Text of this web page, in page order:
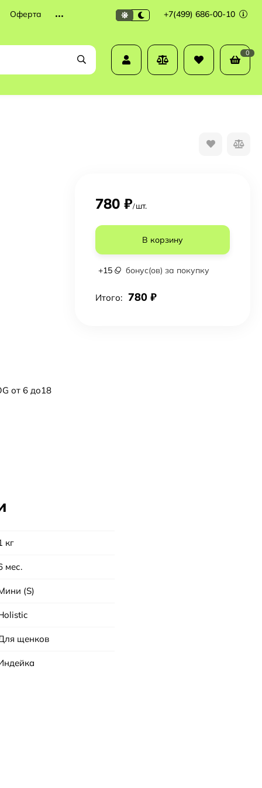
Оферта +7(499) 686-00-10
0
от 6 до18
780 ₽/ шт.
В корзину
+15 бонус(ов) за покупку
Итого: 780 ₽
кг
мес.
(S)
щенков